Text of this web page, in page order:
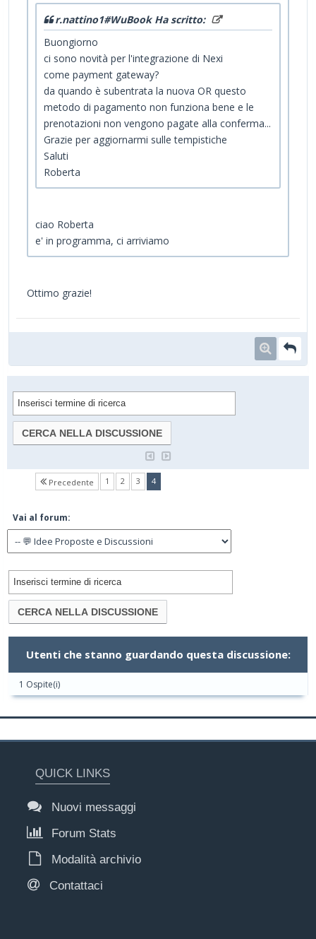
r.nattino1#WuBook Ha scritto:
Buongiorno
ci sono novità per l'integrazione di Nexi
come payment gateway?
da quando è subentrata la nuova OR questo
metodo di pagamento non funziona bene e le
prenotazioni non vengono pagate alla conferma...
Grazie per aggiornarmi sulle tempistiche
Saluti
Roberta
ciao Roberta
e' in programma, ci arriviamo
Ottimo grazie!
Precedente 1 2 3 4(current)
Vai al forum:
Utenti che stanno guardando questa discussione:
1 Ospite(i)
QUICK LINKS
Nuovi messaggi
Forum Stats
Modalità archivio
Contattaci